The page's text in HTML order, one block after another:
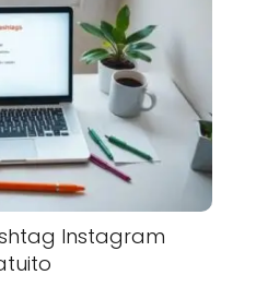
Instagram